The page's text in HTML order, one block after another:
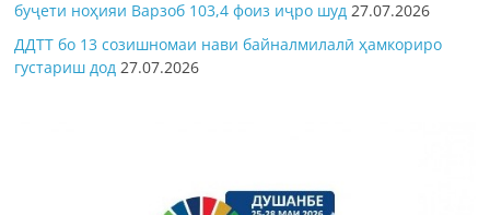
буҷети ноҳияи Варзоб 103,4 фоиз иҷро шуд 27.07.2026
ДДТТ бо 13 созишномаи нави байналмилалӣ ҳамкориро
густариш дод 27.07.2026